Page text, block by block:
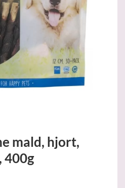
mald, hjort,
400g